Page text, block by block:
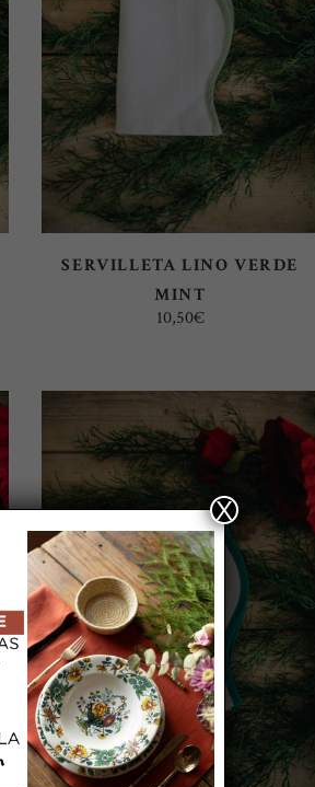
SELECT OPTIONS
SERVILLETA LINO VERDE
MINT
10,50€
SELECT OPTIONS
X